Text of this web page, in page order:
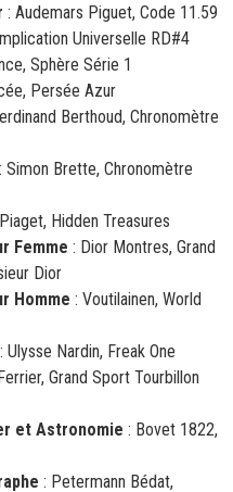
: Audemars Piguet, Code 11.59
Universelle RD#4
Sphère Série 1
Persée Azur
Berthoud, Chronomètre
: Simon Brette, Chronomètre
Hidden Treasures
Femme : Dior Montres, Grand
Dior
Homme : Voutilainen, World
: Ulysse Nardin, Freak One
Grand Sport Tourbillon
et Astronomie : Bovet 1822,
: Petermann Bédat,